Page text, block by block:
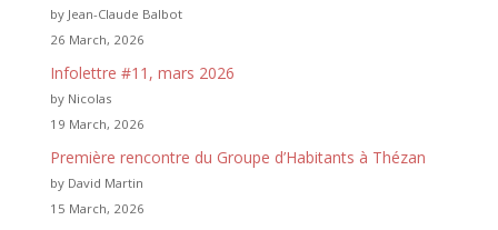
by Jean-Claude Balbot
26 March, 2026
Infolettre #11, mars 2026
by Nicolas
19 March, 2026
Première rencontre du Groupe d’Habitants à Thézan
by David Martin
15 March, 2026